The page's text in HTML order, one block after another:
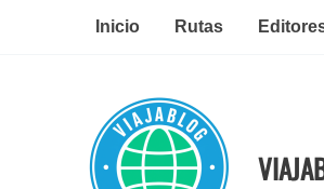
Inicio Rutas